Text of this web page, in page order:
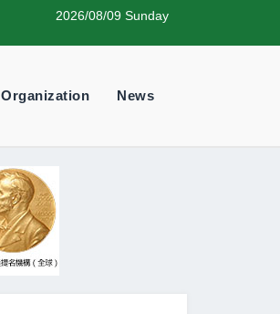
2026/08/09 Sunday
Organization News